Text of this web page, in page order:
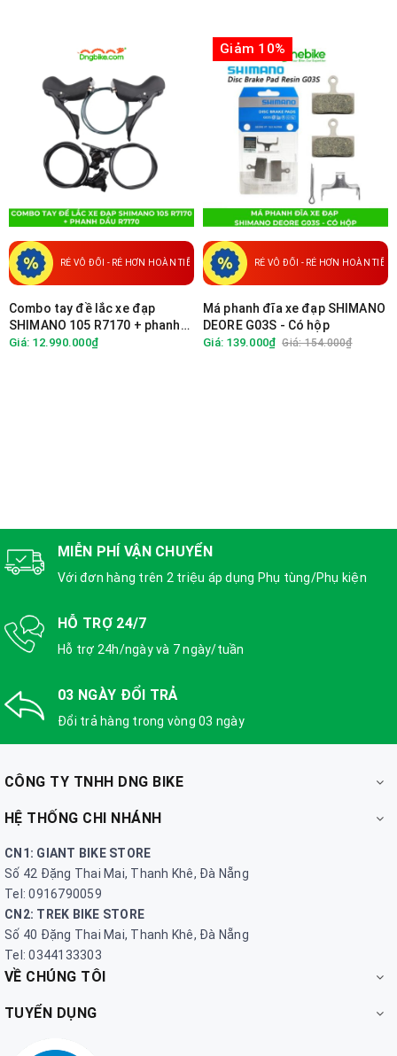
RẺ VÔ ĐỐI - RẺ HƠN HOÀN TIỀN
Combo tay đề lắc xe đạp
SHIMANO 105 R7170 + phanh
dầu R7170
Giá: 12.990.000₫
Giảm 10%
RẺ VÔ ĐỐI - RẺ HƠN HOÀN TIỀN
Má phanh đĩa xe đạp SHIMANO
DEORE G03S - Có hộp
Giá: 139.000₫ Giá: 154.000₫
MIỄN PHÍ VẬN CHUYỂN
Với đơn hàng trên 2 triệu áp dụng Phụ tùng/Phụ kiện
HỖ TRỢ 24/7
Hỗ trợ 24h/ngày và 7 ngày/tuần
03 NGÀY ĐỔI TRẢ
Đổi trả hàng trong vòng 03 ngày
CÔNG TY TNHH DNG BIKE
HỆ THỐNG CHI NHÁNH
CN1: GIANT BIKE STORE
Số 42 Đặng Thai Mai, Thanh Khê, Đà Nẵng
Tel: 0916790059
CN2: TREK BIKE STORE
Số 40 Đặng Thai Mai, Thanh Khê, Đà Nẵng
Tel: 0344133303
VỀ CHÚNG TÔI
TUYỂN DỤNG